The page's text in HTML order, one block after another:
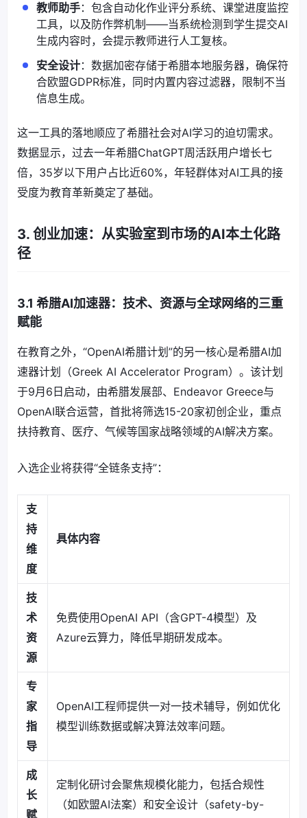
教师助手：包含自动化作业评分系统、课堂进度监控
工具，以及防作弊机制——当系统检测到学生提交AI
生成内容时，会提示教师进行人工复核。
安全设计：数据加密存储于希腊本地服务器，确保符
合欧盟GDPR标准，同时内置内容过滤器，限制不当
信息生成。
这一工具的落地顺应了希腊社会对AI学习的迫切需求。
数据显示，过去一年希腊ChatGPT周活跃用户增长七
倍，35岁以下用户占比近60%，年轻群体对AI工具的接
受度为教育革新奠定了基础。
3. 创业加速：从实验室到市场的AI本土化路
径
3.1 希腊AI加速器：技术、资源与全球网络的三重
赋能
在教育之外，“OpenAI希腊计划”的另一核心是希腊AI加
速器计划（Greek AI Accelerator Program）。该计划
于9月6日启动，由希腊发展部、Endeavor Greece与
OpenAI联合运营，首批将筛选15-20家初创企业，重点
扶持教育、医疗、气候等国家战略领域的AI解决方案。
入选企业将获得“全链条支持”：
支
持
维
度
具体内容
技
术
资
源
免费使用OpenAI API（含GPT-4模型）及
Azure云算力，降低早期研发成本。
专
家
指
导
OpenAI工程师提供一对一技术辅导，例如优化
模型训练数据或解决算法效率问题。
成
长
赋
定制化研讨会聚焦规模化能力，包括合规性
（如欧盟AI法案）和安全设计（safety-by-